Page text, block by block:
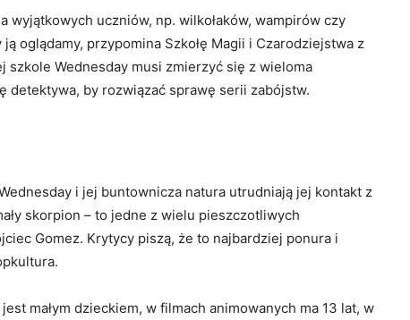
wyjątkowych uczniów, np. wilkołaków, wampirów czy
oglądamy, przypomina Szkołę Magii i Czarodziejstwa z
Wednesday musi zmierzyć się z wieloma
detektywa, by rozwiązać sprawę serii zabójstw.
i jej buntownicza natura utrudniają jej kontakt z
skorpion – to jedne z wielu pieszczotliwych
Gomez. Krytycy piszą, że to najbardziej ponura i
małym dzieckiem, w filmach animowanych ma 13 lat, w